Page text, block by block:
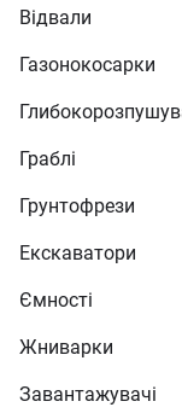
Відвали
Газонокосарки
Граблі
Грунтофрези
Екскаватори
Ємності
Жниварки
Завантажувачі